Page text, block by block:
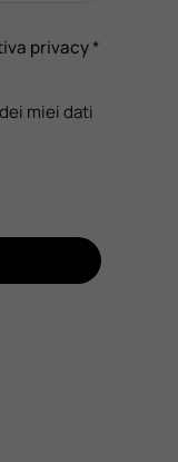
privacy*
miei dati